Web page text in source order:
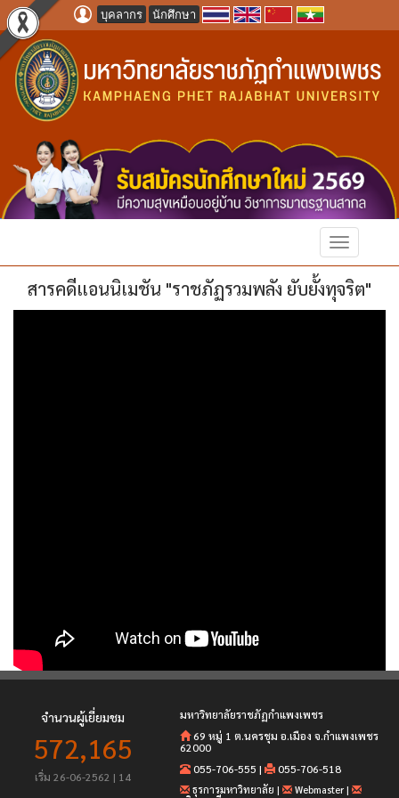
บุคลากร นักศึกษา
สารคดีแอนนิเมชัน "ราชภัฏรวมพลัง ยับยั้งทุจริต"
จำนวนผู้เยี่ยมชม
572,165
เริ่ม 26-06-2562 | 14
มหาวิทยาลัยราชภัฏกำแพงเพชร
69 หมู่ 1 ต.นครชุม อ.เมือง จ.กำแพงเพชร
62000
055-706-555 | 055-706-518
ธุรการมหาวิทยาลัย | Webmaster|